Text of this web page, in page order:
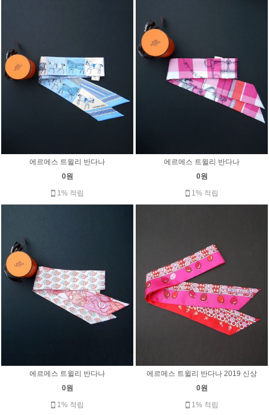
에르메스 트윌리 반다나
0원
1% 적립
에르메스 트윌리 반다나
0원
1% 적립
에르메스 트윌리 반다나
0원
1% 적립
에르메스 트윌리 반다나 2019 신상
0원
1% 적립